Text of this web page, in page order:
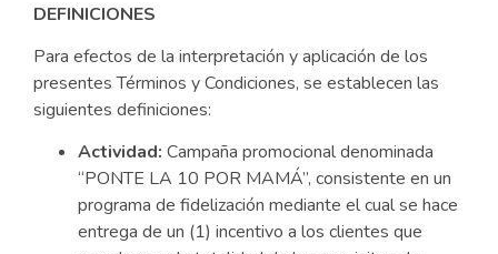
DEFINICIONES
Para efectos de la interpretación y aplicación de los
presentes Términos y Condiciones, se establecen las
siguientes definiciones:
Actividad: Campaña promocional denominada
“PONTE LA 10 POR MAMÁ”, consistente en un
programa de fidelización mediante el cual se hace
entrega de un (1) incentivo a los clientes que